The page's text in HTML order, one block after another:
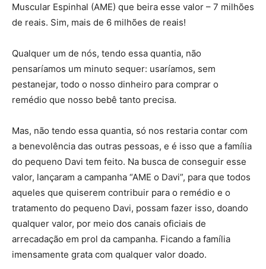
Muscular Espinhal (AME) que beira esse valor – 7 milhões
de reais. Sim, mais de 6 milhões de reais!
Qualquer um de nós, tendo essa quantia, não
pensaríamos um minuto sequer: usaríamos, sem
pestanejar, todo o nosso dinheiro para comprar o
remédio que nosso bebê tanto precisa.
Mas, não tendo essa quantia, só nos restaria contar com
a benevolência das outras pessoas, e é isso que a família
do pequeno Davi tem feito. Na busca de conseguir esse
valor, lançaram a campanha “AME o Davi”, para que todos
aqueles que quiserem contribuir para o remédio e o
tratamento do pequeno Davi, possam fazer isso, doando
qualquer valor, por meio dos canais oficiais de
arrecadação em prol da campanha. Ficando a família
imensamente grata com qualquer valor doado.